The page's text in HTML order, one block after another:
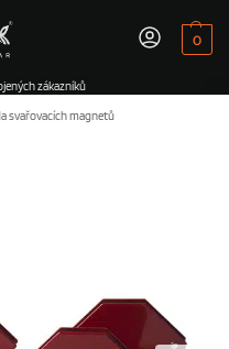
0
zákazníků
svařovacích magnetů